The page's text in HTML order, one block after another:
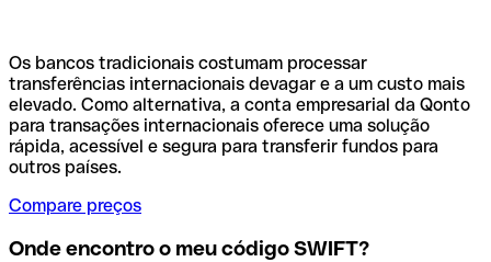
Os bancos tradicionais costumam processar
transferências internacionais devagar e a um custo mais
elevado. Como alternativa, a conta empresarial da Qonto
para transações internacionais oferece uma solução
rápida, acessível e segura para transferir fundos para
outros países.
Compare preços
Onde encontro o meu código SWIFT?